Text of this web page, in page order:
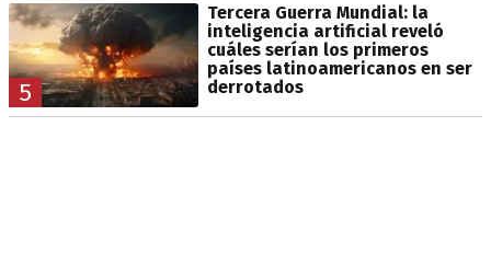
5
Tercera Guerra Mundial: la
inteligencia artificial reveló
cuáles serían los primeros
países latinoamericanos en ser
derrotados